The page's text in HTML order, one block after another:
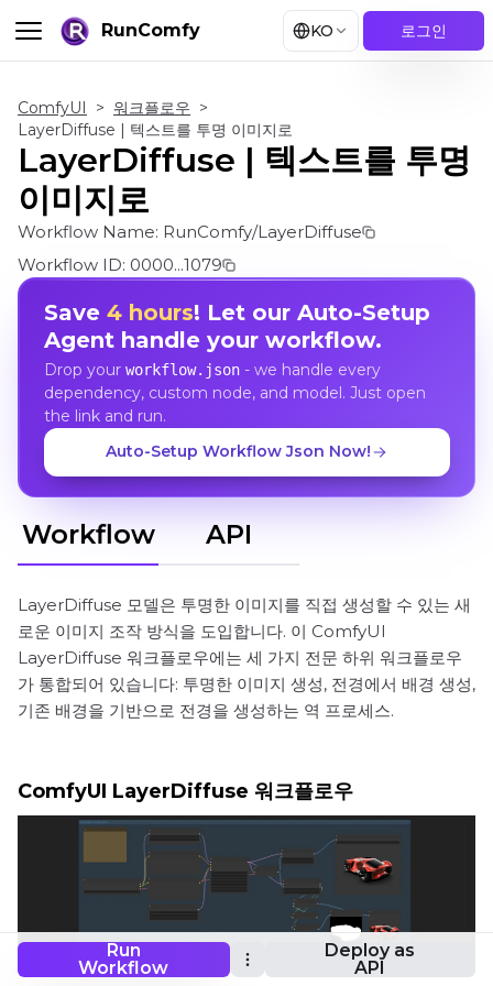
RunComfy KO 로그인
Run
Workflow
Deploy as
API
ComfyUI > 워크플로우 >
LayerDiffuse | 텍스트를 투명 이미지로
LayerDiffuse | 텍스트를 투명
이미지로
Workflow Name: RunComfy/LayerDiffuse
Workflow ID: 0000...1079
Save 4 hours! Let our Auto-Setup
Agent handle your workflow.
Drop your workflow.json- we handle every
dependency, custom node, and model. Just open
the link and run.
Auto-Setup Workflow Json Now!
Workflow API
LayerDiffuse 모델은 투명한 이미지를 직접 생성할 수 있는 새
로운 이미지 조작 방식을 도입합니다. 이 ComfyUI
LayerDiffuse 워크플로우에는 세 가지 전문 하위 워크플로우
가 통합되어 있습니다: 투명한 이미지 생성, 전경에서 배경 생성,
기존 배경을 기반으로 전경을 생성하는 역 프로세스.
ComfyUI LayerDiffuse 워크플로우